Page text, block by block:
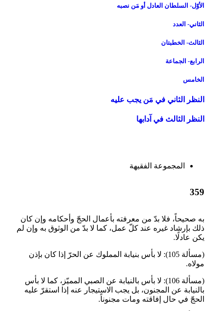
الأوّل- السلطان العادل أو مَن نصبه‏
الثاني- العدد
الثالث- الخطبتان‏
الرابع- الجماعة
الخامس
النظر الثاني ‏في مَن يجب عليه‏
النظر الثالث ‏في آدابها
المجموعة الفقيهة
359
به صحيحاً، فلا بدّ من معرفته بأعمال الحجّ وأحكامه وإن كان
ذلك بإرشاد غيره عند كلّ عمل، كما لا بدّ من الوثوق به وإن لم
يكن عادلًا.
(مسألة 105): لا بأس بنيابة المملوك عن الحرّ إذا كان بإذن
مولاه.
(مسألة 106): لا بأس بالنيابة عن الصبي المميّز، كما لا بأس
بالنيابة عن المجنون، بل يجب الاستيجار عنه إذا استقرّ عليه
الحجّ في حال إفاقته ومات مجنوناً.